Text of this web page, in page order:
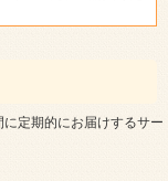
定期的にお届けするサー